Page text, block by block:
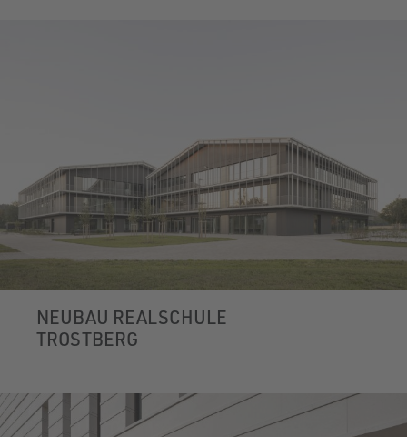
NEUBAU REALSCHULE
TROSTBERG